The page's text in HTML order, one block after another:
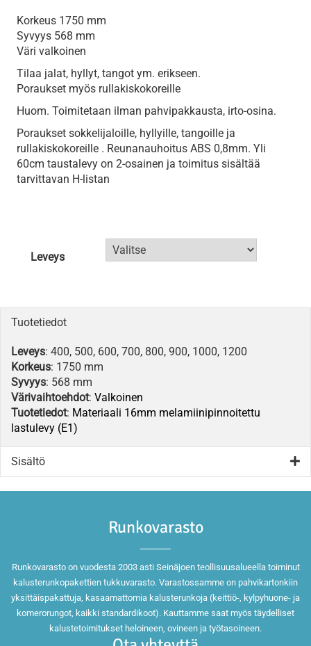
Korkeus 1750 mm
Syvyys 568 mm
Väri valkoinen
Tilaa jalat, hyllyt, tangot ym. erikseen.
Poraukset myös rullakiskokoreille
Huom. Toimitetaan ilman pahvipakkausta, irto-osina.
Poraukset sokkelijaloille, hyllyille, tangoille ja
rullakiskokoreille . Reunanauhoitus ABS 0,8mm. Yli
60cm taustalevy on 2-osainen ja toimitus sisältää
tarvittavan H-listan
Leveys
Tuotetiedot
Leveys: 400, 500, 600, 700, 800, 900, 1000, 1200
Korkeus: 1750 mm
Syvyys: 568 mm
Värivaihtoehdot: Valkoinen
Tuotetiedot: Materiaali 16mm melamiinipinnoitettu
lastulevy (E1)
Sisältö
Runkovarasto
Runkovarasto on vuodesta 2003 asti Seinäjoen teollisuusalueella toiminut
kalusterunkopakettien tukkuvarasto. Varastossamme on pahvikartonkiin
yksittäispakattuja, kasaamattomia kalusterunkoja (keittiö-, kylpyhuone- ja
komerorungot, kaikki standardikoot). Kauttamme saat myös täydelliset
kalustetoimitukset heloineen, ovineen ja työtasoineen.